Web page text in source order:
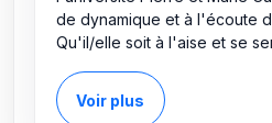
de dynamique et à l'écoute
Qu'il/elle soit à l'aise et se
particulier. Je suis très
pas à utiliser d'autres
Voir plus